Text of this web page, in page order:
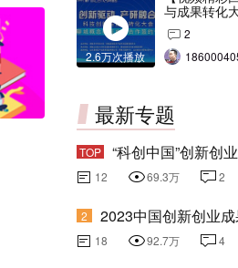
2.6万次播放
与成果转化
验证中心合
2
最新专题
TOP “科创中国”创新创
12 69.3万 2
2 2023中国创新创业
18 92.7万 4